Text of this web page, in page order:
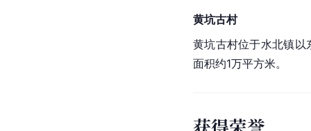
黄坑古村
黄坑古村位于水北镇
面积约1万平方米。